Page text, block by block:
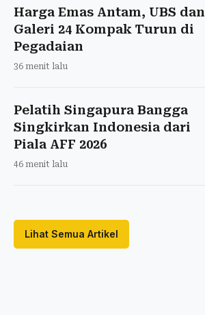
Harga Emas Antam, UBS dan
Galeri 24 Kompak Turun di
Pegadaian
36 menit lalu
Pelatih Singapura Bangga
Singkirkan Indonesia dari
Piala AFF 2026
46 menit lalu
Lihat Semua Artikel